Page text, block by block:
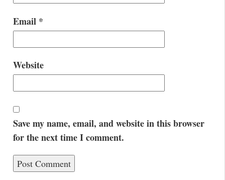
Email *
Website
Save my name, email, and website in this browser
for the next time I comment.